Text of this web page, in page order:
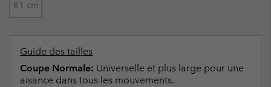
81 cm
Guide des tailles
Coupe Normale: Universelle et plus large pour une
aisance dans tous les mouvements.